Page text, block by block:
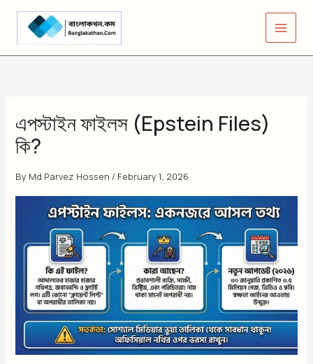
Skip
content
এপস্টাইন ফাইলস (Epstein Files)
কি?
By Md Parvez Hossen / February 1, 2026